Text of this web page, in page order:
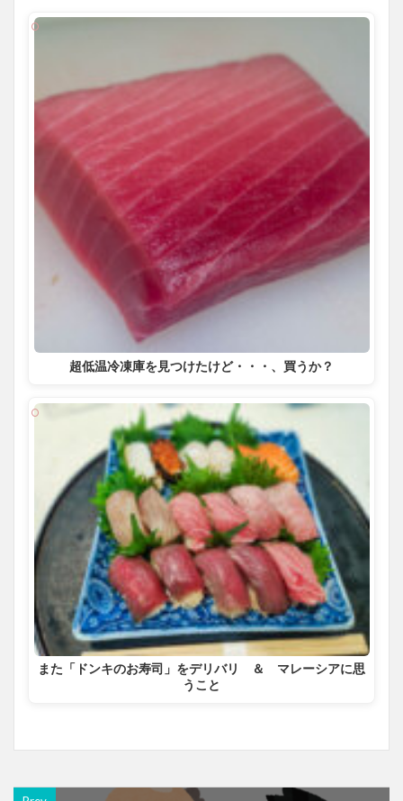
超低温冷凍庫を見つけたけど・・・、買うか？
また「ドンキのお寿司」をデリバリ ＆ マレーシアに思
うこと